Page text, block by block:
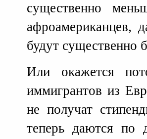
существенно
афроамериканцев,
будут существенно
Или окажется
иммигрантов из
не получат
теперь даются по